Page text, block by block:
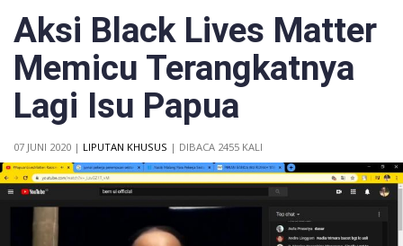
Aksi Black Lives Matter
Memicu Terangkatnya
Lagi Isu Papua
07 JUNI 2020 | LIPUTAN KHUSUS | DIBACA 2455 KALI